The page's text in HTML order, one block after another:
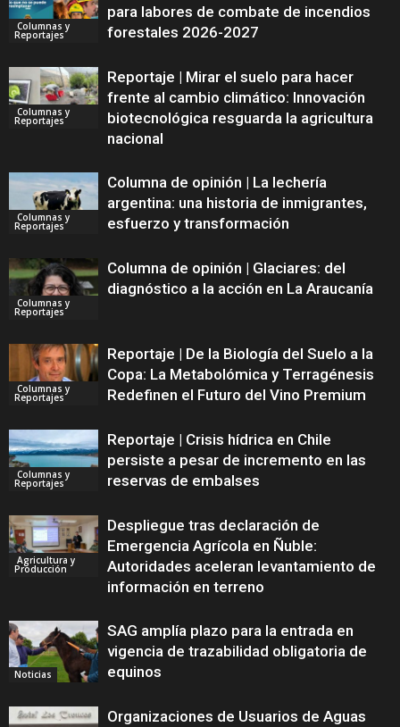
Columnas y
Reportajes
para labores de combate de incendios
forestales 2026-2027
Columnas y
Reportajes
Reportaje | Mirar el suelo para hacer
frente al cambio climático: Innovación
biotecnológica resguarda la agricultura
nacional
Columnas y
Reportajes
Columna de opinión | La lechería
argentina: una historia de inmigrantes,
esfuerzo y transformación
Columnas y
Reportajes
Columna de opinión | Glaciares: del
diagnóstico a la acción en La Araucanía
Columnas y
Reportajes
Reportaje | De la Biología del Suelo a la
Copa: La Metabolómica y Terragénesis
Redefinen el Futuro del Vino Premium
Columnas y
Reportajes
Reportaje | Crisis hídrica en Chile
persiste a pesar de incremento en las
reservas de embalses
Agricultura y
Producción
Despliegue tras declaración de
Emergencia Agrícola en Ñuble:
Autoridades aceleran levantamiento de
información en terreno
Noticias
SAG amplía plazo para la entrada en
vigencia de trazabilidad obligatoria de
equinos
Organizaciones de Usuarios de Aguas